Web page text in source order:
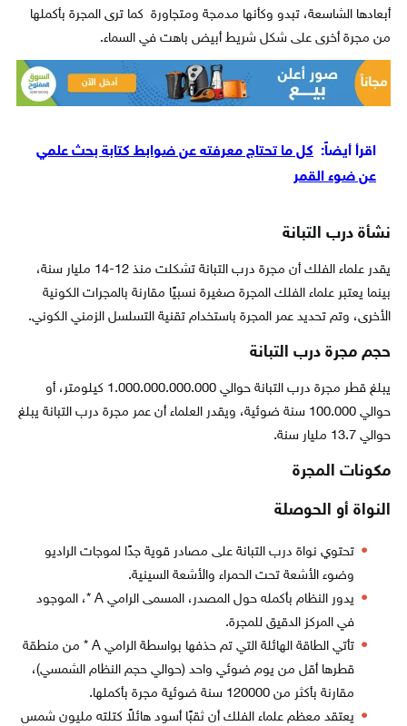
أبعادها الشاسعة، تبدو وكأنها مدمجة ومتجاورة كما ترى المجرة بأكملها
من مجرة أخرى على شكل شريط أبيض باهت في السماء.
اقرأ أيضاً: كل ما تحتاج معرفته عن ضوابط كتابة بحث علمي
عن ضوء القمر
نشأة درب التبانة
يقدر علماء الفلك أن مجرة درب التبانة تشكلت منذ 12-14 مليار سنة،
بينما يعتبر علماء الفلك المجرة صغيرة نسبيًا مقارنة بالمجرات الكونية
الأخرى، وتم تحديد عمر المجرة باستخدام تقنية التسلسل الزمني الكوني.
حجم مجرة درب التبانة
يبلغ قطر مجرة درب التبانة حوالي 1.000.000.000.000 كيلومتر، أو
حوالي 100.000 سنة ضوئية، ويقدر العلماء أن عمر مجرة درب التبانة يبلغ
حوالي 13.7 مليار سنة.
مكونات المجرة
النواة أو الحوصلة
تحتوي نواة درب التبانة على مصادر قوية جدًا لموجات الراديو
وضوء الأشعة تحت الحمراء والأشعة السينية.
يدور النظام بأكمله حول المصدر، المسمى الرامي A *، الموجود
في المركز الدقيق للمجرة.
تأتي الطاقة الهائلة التي تم حذفها بواسطة الرامي A * من منطقة
قطرها أقل من يوم ضوئي واحد (حوالي حجم النظام الشمسي)،
مقارنة بأكثر من 120000 سنة ضوئية مجرة بأكملها.
يعتقد معظم علماء الفلك أن ثقبًا أسود هائلاً كتلته مليون شمس